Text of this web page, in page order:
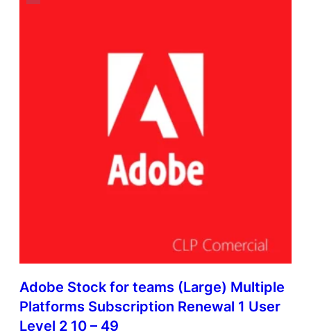
Adobe Stock for teams (Large) Multiple
Platforms Subscription Renewal 1 User
Level 2 10 – 49